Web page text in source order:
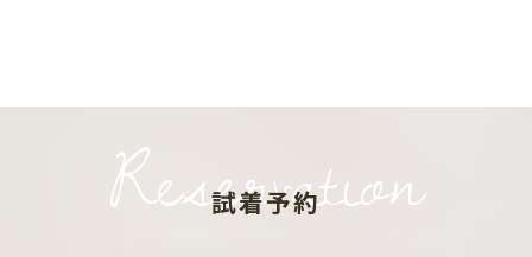
Reservation
試着予約